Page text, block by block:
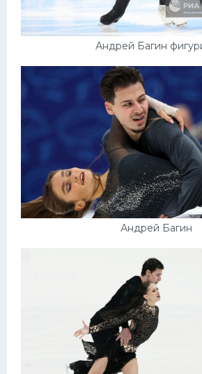
Андрей Багин
Андрей Багин